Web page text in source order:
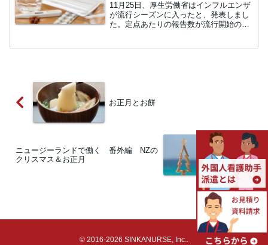
11月25日、厚生労働省はインフルエンザ
が流行シーズンに入ったと、発表しまし
た。定点あたりの報告数が流行開始の
お正月とお餅
ニュージーランドで働く 番外編 NZの
クリスマス＆お正月
© 2016-2026 SINKANURSE, Inc..